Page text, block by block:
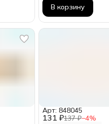
В корзину
131 ₽137 ₽−4%
Арт: 848045